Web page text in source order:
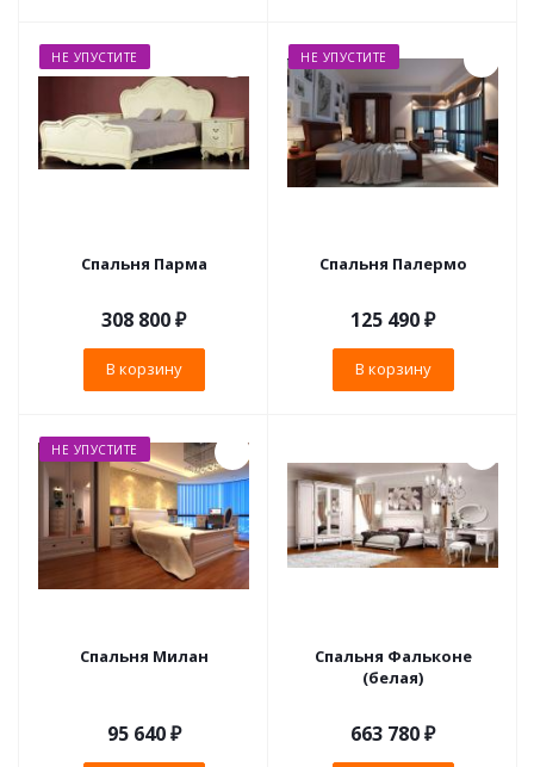
НЕ УПУСТИТЕ
Спальня Парма
308 800₽
В корзину
НЕ УПУСТИТЕ
Спальня Палермо
125 490₽
В корзину
НЕ УПУСТИТЕ
Спальня Милан
95 640₽
Спальня Фальконе
(белая)
663 780₽